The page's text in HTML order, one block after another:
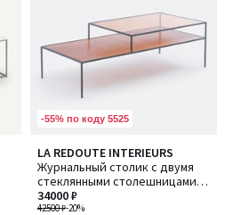
-55% по коду 5525
LA REDOUTE INTERIEURS
Журнальный столик с двумя
стеклянными столешницами
Erita's Glass / Эритас Гласс
42500 ₽-20%
34000 ₽